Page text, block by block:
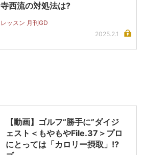
寺西流の対処法は?
レッスン 月刊GD
2025.2.1
【動画】ゴルフ“勝手に”ダイジ
ェスト＜もやもやFile.37＞プロ
にとっては「カロリー摂取」!?